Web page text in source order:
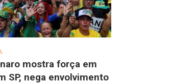
mostra força em
SP, nega envolvimento